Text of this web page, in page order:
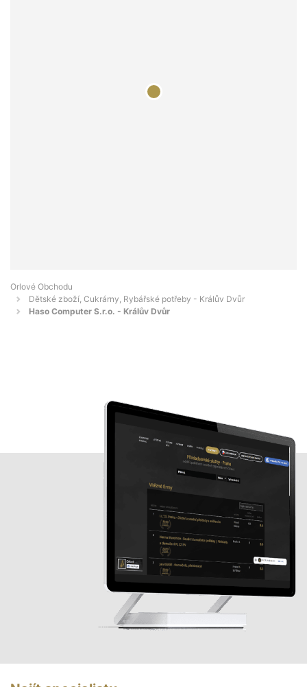
Orlové Obchodu
Dětské zboží, Cukrárny, Rybářské potřeby - Králův Dvůr
Haso Computer S.r.o. - Králův Dvůr